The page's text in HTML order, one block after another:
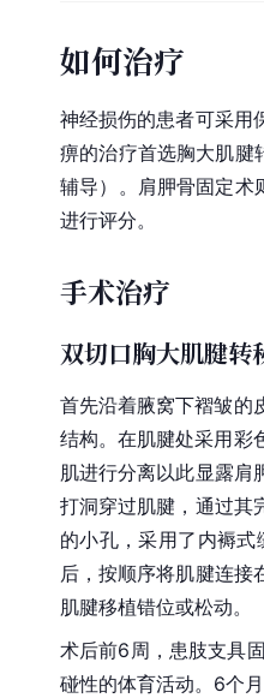
如何治疗
神经损伤的患者可采用
痹的治疗首选胸大肌腱
辅导）。 肩胛骨固定术
进行评分。
手术治疗
双切口胸大肌腱转
首先沿着腋窝下褶皱的
结构。在肌腱处采用彩
肌进行分离以此显露肩
打洞穿过肌腱，通过其
的小孔，采用了内褥
后，按顺序将肌腱连接
肌腱移植错位或松动。
术后前6周，患肢支具
碰性的体育活动。6个